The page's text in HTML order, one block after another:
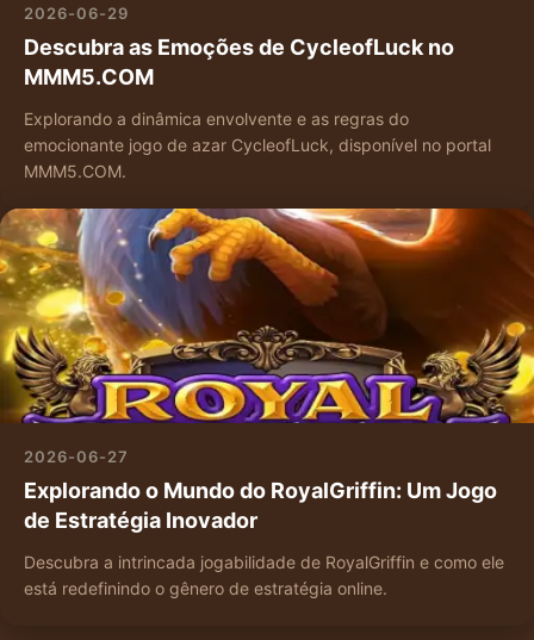
2026-06-29
Descubra as Emoções de CycleofLuck no
MMM5.COM
Explorando a dinâmica envolvente e as regras do
emocionante jogo de azar CycleofLuck, disponível no portal
MMM5.COM.
2026-06-27
Explorando o Mundo do RoyalGriffin: Um Jogo
de Estratégia Inovador
Descubra a intrincada jogabilidade de RoyalGriffin e como ele
está redefinindo o gênero de estratégia online.